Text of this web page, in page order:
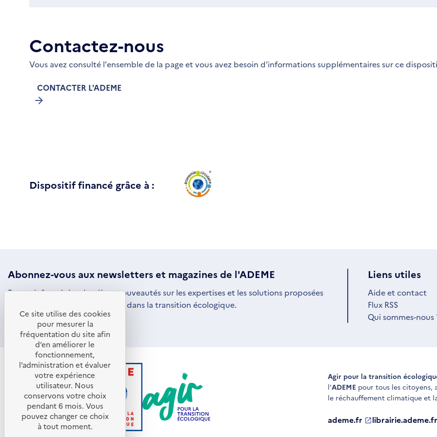
Contactez-nous
Vous avez consulté l'ensemble de la page et vous avez besoin d'informations supplémentaires sur ce
CONTACTER L'ADEME
Dispositif financé grâce à :
Abonnez-vous aux newsletterset magazines de l'ADEME
Restez informé des dernières nouveautés sur les expertises et les solutions proposées
par l'ADEME pour vous engager dans la transition écologique.
S'ABONNER
S'OUVRE
DANS
UNE
NOUVELLE
FENÊTRE
Liens utiles
Aide et contact
Flux RSS
Qui sommes-nous
Agir pour la transition
l'ADEME pour tous les citoyens,
le réchauffement climatique et
ademe.fr
S'ouvre librairie.ademe.fr
S'ouvre
Ce site utilise des cookies
pour mesurer la
fréquentation du site afin
d’en améliorer le
fonctionnement,
l’administration et évaluer
votre expérience
utilisateur. Nous
conservons votre choix
pendant 6 mois. Vous
pouvez changer ce choix
à tout moment.